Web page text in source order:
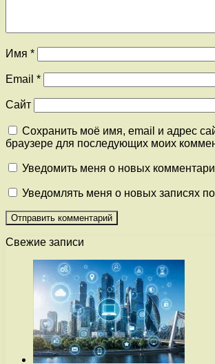
Имя *
Email *
Сайт
Сохранить моё имя, email и адрес
браузере для последующих моих
Уведомить меня о новых
Уведомлять меня о новых записях
Свежие записи